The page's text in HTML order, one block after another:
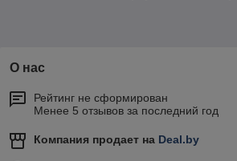
О нас
Рейтинг не сформирован
Менее 5 отзывов за последний год
Компания продает на Deal.by